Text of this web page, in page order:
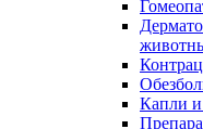
Капли и